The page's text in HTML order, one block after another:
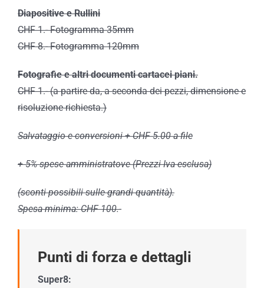
Diapositive e Rullini
CHF 1.- Fotogramma 35mm
CHF 8.- Fotogramma 120mm
Fotografie e altri documenti cartacei piani.
CHF 1.- (a partire da, a seconda dei pezzi, dimensione e
risoluzione richiesta.)
Salvataggio e conversioni + CHF 5.00 a file
+ 5% spese amministratove (Prezzi Iva esclusa)
(sconti possibili sulle grandi quantità).
Spesa minima: CHF 100.-
Punti di forza e dettagli
Super8: